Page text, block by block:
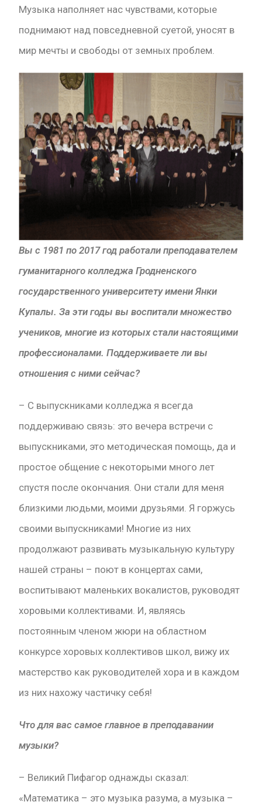
Музыка наполняет нас чувствами, которые
поднимают над повседневной суетой, уносят в
мир мечты и свободы от земных проблем.
Вы с 1981 по 2017 год работали преподавателем
гуманитарного колледжа Гродненского
государственного университету имени Янки
Купалы. За эти годы вы воспитали множество
учеников, многие из которых стали настоящими
профессионалами. Поддерживаете ли вы
отношения с ними сейчас?
– С выпускниками колледжа я всегда
поддерживаю связь: это вечера встречи с
выпускниками, это методическая помощь, да и
простое общение с некоторыми много лет
спустя после окончания. Они стали для меня
близкими людьми, моими друзьями. Я горжусь
своими выпускниками! Многие из них
продолжают развивать музыкальную культуру
нашей страны – поют в концертах сами,
воспитывают маленьких вокалистов, руководят
хоровыми коллективами. И, являясь
постоянным членом жюри на областном
конкурсе хоровых коллективов школ, вижу их
мастерство как руководителей хора и в каждом
из них нахожу частичку себя!
Что для вас самое главное в преподавании
музыки?
– Великий Пифагор однажды сказал:
«Математика – это музыка разума, а музыка –